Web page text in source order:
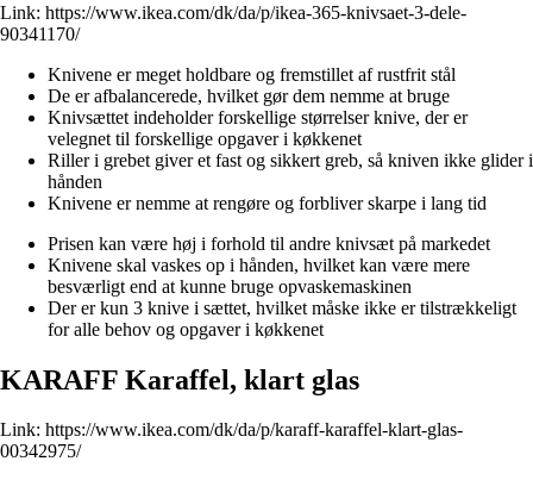
Link: https://www.ikea.com/dk/da/p/ikea-365-knivsaet-3-dele-
90341170/
Knivene er meget holdbare og fremstillet af rustfrit stål
De er afbalancerede, hvilket gør dem nemme at bruge
Knivsættet indeholder forskellige størrelser knive, der er
velegnet til forskellige opgaver i køkkenet
Riller i grebet giver et fast og sikkert greb, så kniven ikke glider i
hånden
Knivene er nemme at rengøre og forbliver skarpe i lang tid
Prisen kan være høj i forhold til andre knivsæt på markedet
Knivene skal vaskes op i hånden, hvilket kan være mere
besværligt end at kunne bruge opvaskemaskinen
Der er kun 3 knive i sættet, hvilket måske ikke er tilstrækkeligt
for alle behov og opgaver i køkkenet
KARAFF Karaffel, klart glas
Link: https://www.ikea.com/dk/da/p/karaff-karaffel-klart-glas-
00342975/